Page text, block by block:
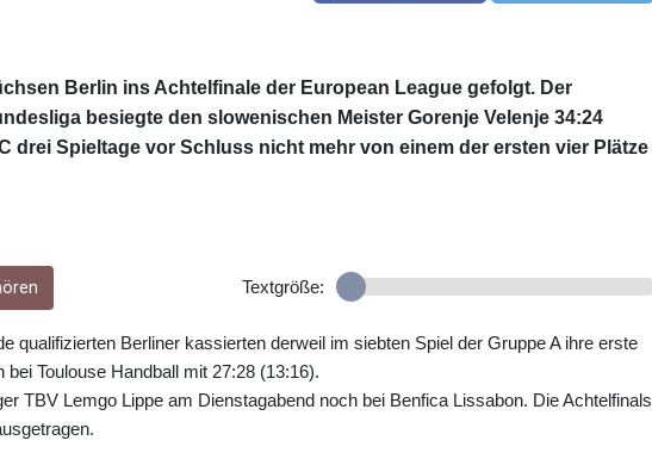
Berlin ins Achtelfinale der European League gefolgt. Der
besiegte den slowenischen Meister Gorenje Velenje 34:24
drei Spieltage vor Schluss nicht mehr von einem der ersten vier Plätze
Textgröße:
qualifizierten Berliner kassierten derweil im siebten Spiel der Gruppe A ihre erste
Toulouse Handball mit 27:28 (13:16).
TBV Lemgo Lippe am Dienstagabend noch bei Benfica Lissabon. Die Achtelfinals